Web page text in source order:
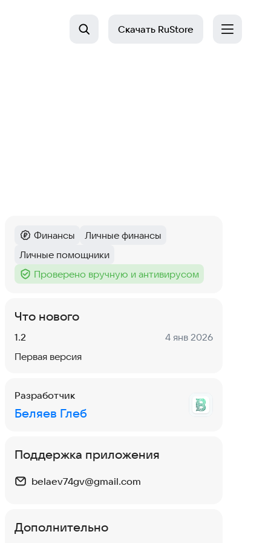
Скачать RuStore
Категория:
Финансы
Тег :
Личные финансы
Тег :
Личные помощники
Тег :
Проверено вручную и антивирусом
Что нового
Версия:
1.2 Дата:
4 янв 2026
Первая версия
Разработчик
Беляев Глеб
Поддержка приложения
belaev74gv@gmail.com
Дополнительно